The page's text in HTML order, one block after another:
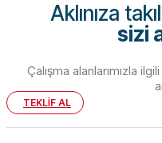
Aklınıza
sizi
Çalışma alanlarımızla
TEKLİF AL